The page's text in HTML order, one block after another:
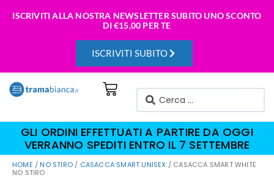
ISCRIVITI ALLA NOSTRA NEWSLETTER SUBITO UNO SCONTO
DI€15,00 PER TE
ISCRIVITI SUBITO
GLI ORDINI EFFETTUATI A PARTIRE DA OGGI
VERRANNO SPEDITI ENTRO IL 7 SETTEMBRE
HOME / NO STIRO / CASACCA SMART UNISEX / CASACCA SMART WHITE
NO STIRO